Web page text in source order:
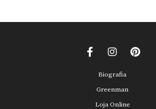
Biografia
Greenman
Loja Online